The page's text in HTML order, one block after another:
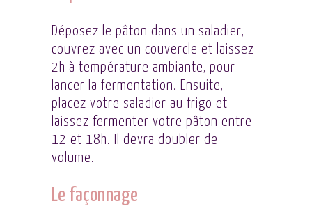
Déposez le pâton dans un saladier,
couvrez avec un couvercle et laissez
2h à température ambiante, pour
lancer la fermentation. Ensuite,
placez votre saladier au frigo et
laissez fermenter votre pâton entre
12 et 18h. Il devra doubler de
volume.
Le façonnage